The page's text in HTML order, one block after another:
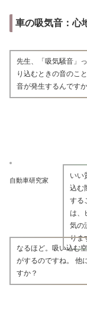
車の吸気音：心
先生、「吸気騒音」
り込むときの音のこ
音が発生するんです
自動車研究家
いい
込む
する
は、
気の
りま
なるほど。吸い込む
がするのですね。 他
すか？